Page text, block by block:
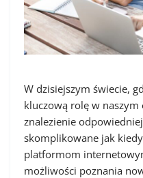
W dzisiejszym świecie,
kluczową rolę w naszym
znalezienie
skomplikowane jak
platformom
możliwości poznania